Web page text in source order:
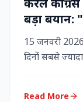
बड़ा बयान:
बनी रहेगी"
15 जनवरी
दिनों सबसे
Read More